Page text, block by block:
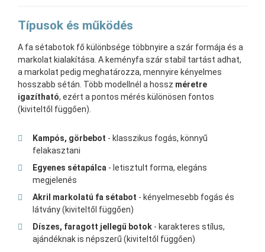
Típusok és működés
A fa sétabotok fő különbsége többnyire a szár formája és a
markolat kialakítása. A keményfa szár stabil tartást adhat,
a markolat pedig meghatározza, mennyire kényelmes
hosszabb sétán. Több modellnél a hossz méretre
igazítható, ezért a pontos mérés különösen fontos
(kiviteltől függően).
Kampós, görbebot - klasszikus fogás, könnyű
felakasztani
Egyenes sétapálca - letisztult forma, elegáns
megjelenés
Akril markolatú fa sétabot - kényelmesebb fogás és
látvány (kiviteltől függően)
Díszes, faragott jellegű botok - karakteres stílus,
ajándéknak is népszerű (kiviteltől függően)